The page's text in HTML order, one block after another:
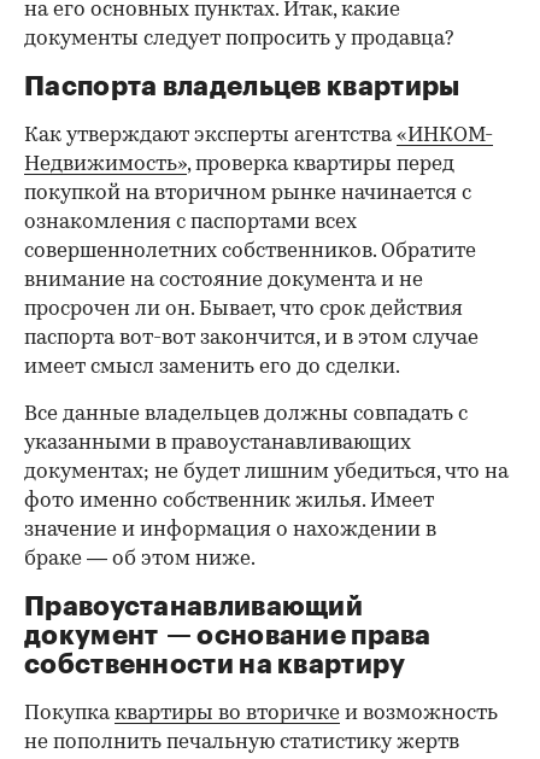
на его основных пунктах. Итак, какие
документы следует попросить у продавца?
Паспорта владельцев квартиры
Как утверждают эксперты агентства«ИНКОМ-
Недвижимость», проверка квартиры перед
покупкой на вторичном рынке начинается с
ознакомления с паспортами всех
совершеннолетних собственников. Обратите
внимание на состояние документа и не
просрочен ли он. Бывает, что срок действия
паспорта вот-вот закончится, и в этом случае
имеет смысл заменить его до сделки.
00:00 / 00:00
Все данные владельцев должны совпадать с
указанными в правоустанавливающих
документах; не будет лишним убедиться, что на
фото именно собственник жилья. Имеет
значение и информация о нахождении в
браке — об этом ниже.
Правоустанавливающий
документ — основание права
собственности на квартиру
Покупкаквартиры во вторичке и возможность
не пополнить печальную статистику жертв